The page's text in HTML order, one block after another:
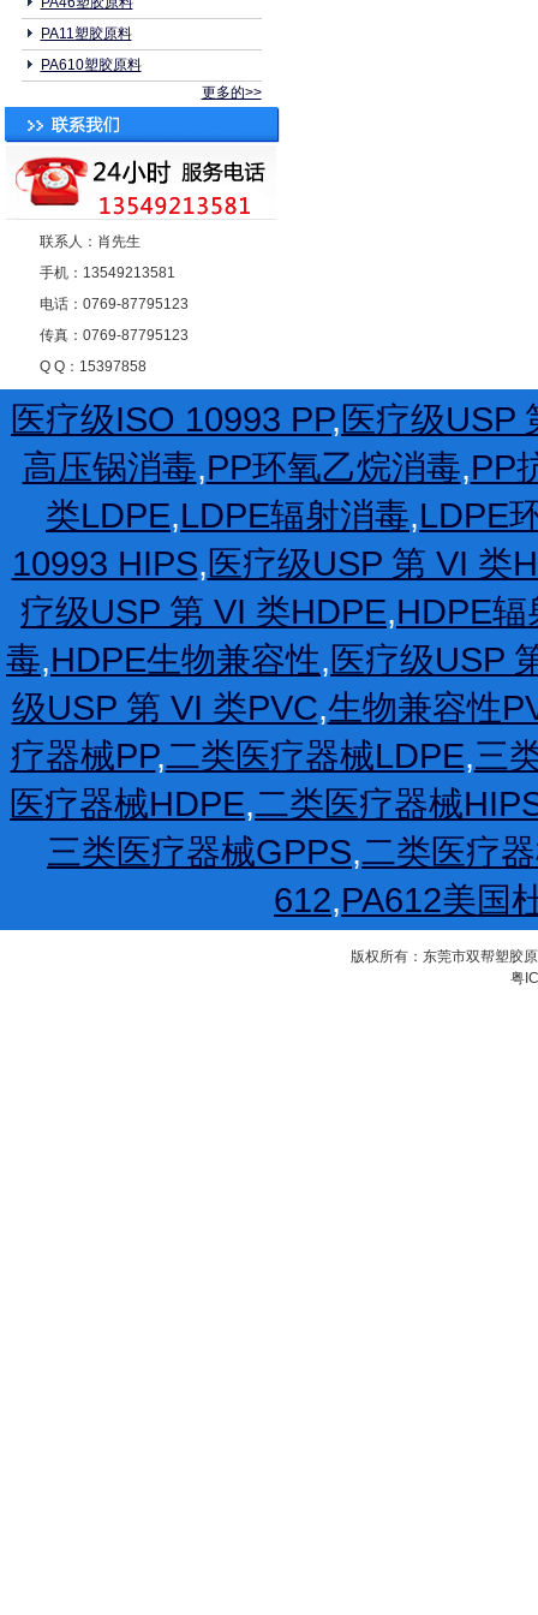
PA11塑胶原料
PA610塑胶原料
更多的>>
联系人：肖先生
手机：13549213581
电话：0769-87795123
传真：0769-87795123
Q Q：15397858
医疗级ISO 10993 PP,医疗级USP
高压锅消毒,PP环氧乙烷消毒,PP
类LDPE,LDPE辐射消毒,LDPE
10993 HIPS,医疗级USP 第 VI 类
疗级USP 第 VI 类HDPE,HDPE辐
毒,HDPE生物兼容性,医疗级USP
级USP 第 VI 类PVC,生物兼容性
疗器械PP,二类医疗器械LDPE,三
医疗器械HDPE,二类医疗器械
三类医疗器械GPPS,二类医疗
612,PA612美国
版权所有：东莞市双帮塑胶
粤